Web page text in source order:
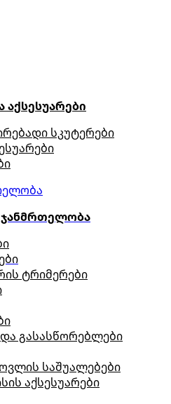
აქსესუარები
სკუტერები
ჯანმრთელობა
ტრიმერები
გასასწორებლები
საშუალებები
აქსესუარები